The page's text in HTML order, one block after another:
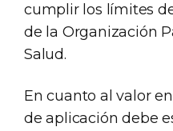
cumplir los límites
de la Organización
Salud.
En cuanto al valor
de aplicación debe